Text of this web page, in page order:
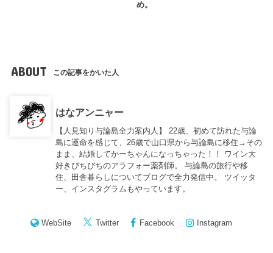
め。
ABOUT この記事をかいた人
はなアンニャー
【人見知り与論島全力案内人】 22歳、初めて訪れた与論
島に運命を感じて、26歳で山口県から与論島に移住→その
まま、結婚してかーちゃんになっちゃった！！ ワイン大
好きぴちぴちのアラフォー薬剤師。 与論島の旅行や移
住、田舎暮らしについてブログで全力発信中。 ツイッタ
ー、インスタグラムもやっています。
WebSite Twitter Facebook Instagram